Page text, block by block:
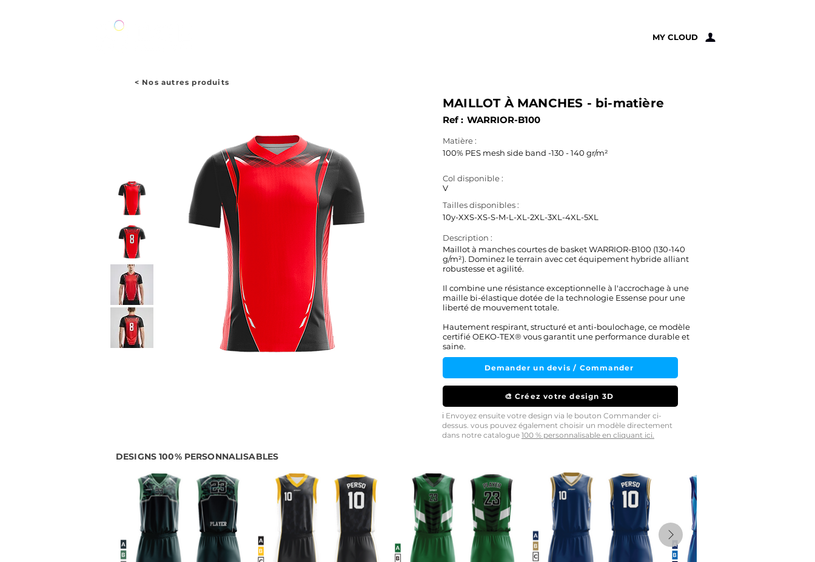
MY CLOUD
< Nos autres produits
MAILLOT À MANCHES - bi-matière
Ref : WARRIOR-B100
Matière :
100% PES mesh side band -130 - 140 gr/m²
Col disponible :
V
Tailles disponibles :
10y-XXS-XS-S-M-L-XL-2XL-3XL-4XL-5XL
Description :
Maillot à manches courtes de basket WARRIOR-B100 (130-140
g/m²). Dominez le terrain avec cet équipement hybride alliant
robustesse et agilité.
Il combine une résistance exceptionnelle à l'accrochage à une
maille bi-élastique dotée de la technologie Essense pour une
liberté de mouvement totale.
Hautement respirant, structuré et anti-boulochage, ce modèle
certifié OEKO-TEX® vous garantit une performance durable et
saine.
Demander un devis / Commander
🎨 Créez votre design 3D
ℹ️ Envoyez ensuite votre design via le bouton Commander ci-
dessus. vous pouvez également choisir un modèle directement
dans notre catalogue 100 % personnalisable en cliquant ici.
DESIGNS 100% PERSONNALISABLES